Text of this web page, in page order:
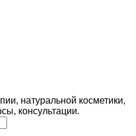
натуральной косметики,
консультации.